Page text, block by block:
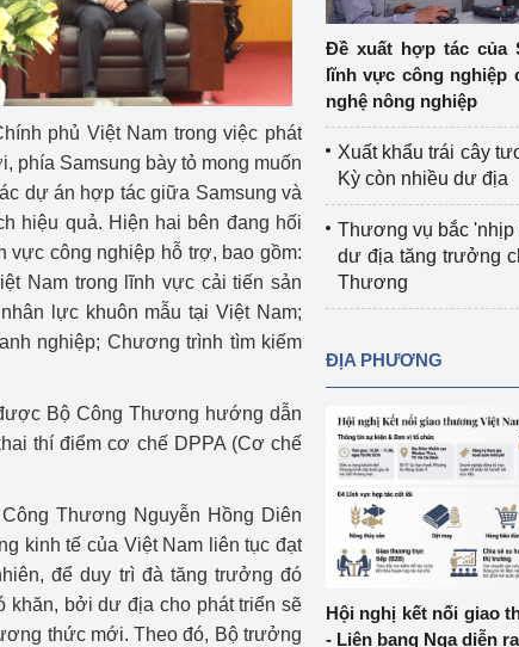
Tổ chức huấn luyện, bồi dưỡng
nghiệp vụ kiểm định kỹ thuật an toàn
lao động
nghệ và đổi mới sáng
Video bảo vệ môi trường
Album ảnh bảo vệ môi trường
Văn bản về môi trường
Đọc báo giúp bạn
tư tưởng của Đảng
Người dân
mại Khu vực miền Bắc
Khu vực miền Trung
ngoàiHiệp định EVFTA
Thị trường châu Âu – châu Mỹ
đưa nghị quyết
Công nghiệp nền tảng
Chính sách
Sản xuất công nghiệp
lượng
phủ Việt Nam trong việc phát
phía Samsung bày tỏ mong muốn
dự án hợp tác giữa Samsung và
hiệu quả. Hiện hai bên đang hối
vực công nghiệp hỗ trợ, bao gồm:
Nam trong lĩnh vực cải tiến sản
lực khuôn mẫu tại Việt Nam;
nghiệp; Chương trình tìm kiếm
Bộ Công Thương hướng dẫn
thí điểm cơ chế DPPA (Cơ chế
Thương Nguyễn Hồng Diên
kinh tế của Việt Nam liên tục đạt
để duy trì đà tăng trưởng đó
khăn, bởi dư địa cho phát triển sẽ
thức mới. Theo đó, Bộ trưởng
Đề xuất hợp tác của
lĩnh vực công nghiệp
nghệ nông nghiệp
Xuất khẩu trái cây
Kỳ còn nhiều dư địa
Thương vụ bắc 'nhịp
dư địa tăng trưởng
Thương
ĐỊA PHƯƠNG
Hội nghị kết nối giao
- Liên bang Nga diễn